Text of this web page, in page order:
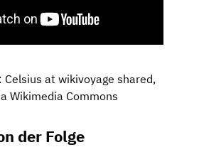
Celsius at wikivoyage shared,
Wikimedia Commons
der Folge